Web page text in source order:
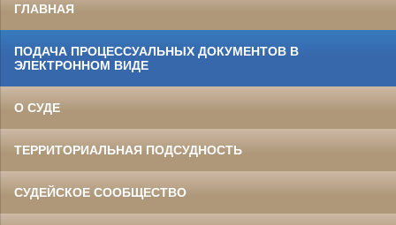
ГЛАВНАЯ
ПОДАЧА ПРОЦЕССУАЛЬНЫХ ДОКУМЕНТОВ В
ЭЛЕКТРОННОМ ВИДЕ
О СУДЕ
ТЕРРИТОРИАЛЬНАЯ ПОДСУДНОСТЬ
СУДЕЙСКОЕ СООБЩЕСТВО